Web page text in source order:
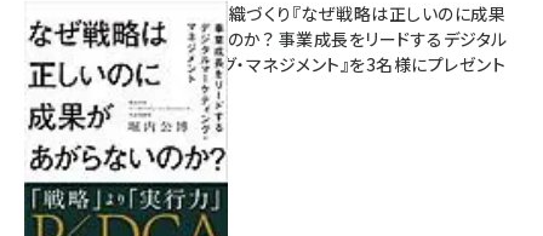
成果を生む組織づくり『なぜ戦略は正しいのに成果
があがらないのか？ 事業成長をリードするデジタル
マーケティング・マネジメント』を3名様にプレゼント
10:00